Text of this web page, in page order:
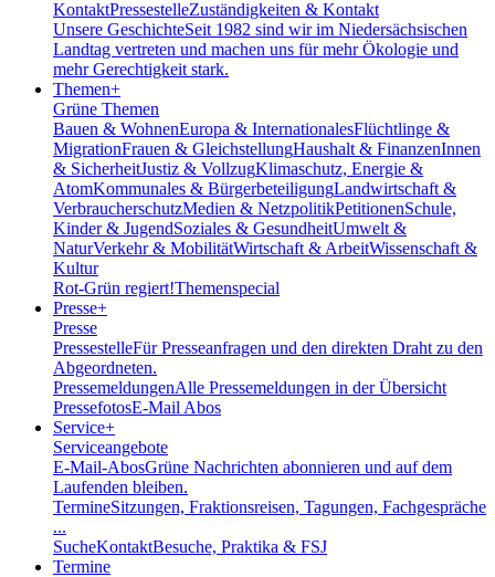
KontaktPressestelleZuständigkeiten & Kontakt
Unsere GeschichteSeit 1982 sind wir im Nieder­sächsischen
Landtag vertreten und machen uns für mehr Ökologie und
mehr Gerechtigkeit stark.
Themen+
Grüne Themen
Bauen & WohnenEuropa & InternationalesFlüchtlinge &
MigrationFrauen & GleichstellungHaushalt & FinanzenInnen
& SicherheitJustiz & VollzugKlimaschutz, Energie &
AtomKommunales & BürgerbeteiligungLandwirtschaft &
VerbraucherschutzMedien & NetzpolitikPetitionenSchule,
Kinder & JugendSoziales & GesundheitUmwelt &
NaturVerkehr & MobilitätWirtschaft & ArbeitWissenschaft &
Kultur
Rot-Grün regiert!Themenspecial
Presse+
Presse
PressestelleFür Presseanfragen und den direkten Draht zu den
Abgeordneten.
PressemeldungenAlle Pressemeldungen in der Übersicht
PressefotosE-Mail Abos
Service+
Serviceangebote
E-Mail-AbosGrüne Nachrichten abonnieren und auf dem
Laufenden bleiben.
TermineSitzungen, Fraktionsreisen, Tagungen, Fachgespräche
...
SucheKontaktBesuche, Praktika & FSJ
Termine